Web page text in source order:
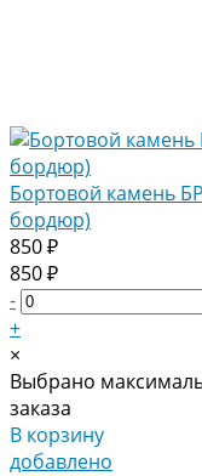
Бортовой камень
бордюр)
850 ₽
850 ₽
-
+
×
Выбрано
заказа
В корзину
добавлено